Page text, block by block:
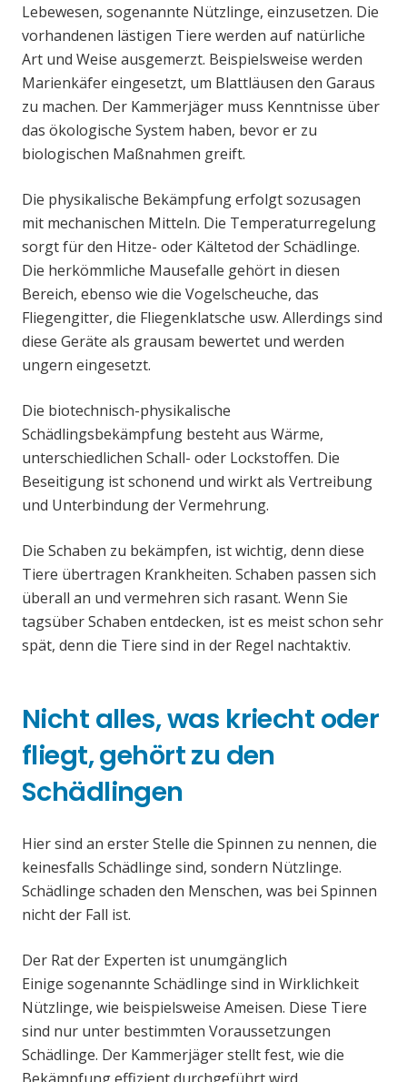
Lebewesen, sogenannte Nützlinge, einzusetzen. Die
vorhandenen lästigen Tiere werden auf natürliche
Art und Weise ausgemerzt. Beispielsweise werden
Marienkäfer eingesetzt, um Blattläusen den Garaus
zu machen. Der Kammerjäger muss Kenntnisse über
das ökologische System haben, bevor er zu
biologischen Maßnahmen greift.
Die physikalische Bekämpfung erfolgt sozusagen
mit mechanischen Mitteln. Die Temperaturregelung
sorgt für den Hitze- oder Kältetod der Schädlinge.
Die herkömmliche Mausefalle gehört in diesen
Bereich, ebenso wie die Vogelscheuche, das
Fliegengitter, die Fliegenklatsche usw. Allerdings sind
diese Geräte als grausam bewertet und werden
ungern eingesetzt.
Die biotechnisch-physikalische
Schädlingsbekämpfung besteht aus Wärme,
unterschiedlichen Schall- oder Lockstoffen. Die
Beseitigung ist schonend und wirkt als Vertreibung
und Unterbindung der Vermehrung.
Die Schaben zu bekämpfen, ist wichtig, denn diese
Tiere übertragen Krankheiten. Schaben passen sich
überall an und vermehren sich rasant. Wenn Sie
tagsüber Schaben entdecken, ist es meist schon sehr
spät, denn die Tiere sind in der Regel nachtaktiv.
Nicht alles, was kriecht oder
fliegt, gehört zu den
Schädlingen
Hier sind an erster Stelle die Spinnen zu nennen, die
keinesfalls Schädlinge sind, sondern Nützlinge.
Schädlinge schaden den Menschen, was bei Spinnen
nicht der Fall ist.
Der Rat der Experten ist unumgänglich
Einige sogenannte Schädlinge sind in Wirklichkeit
Nützlinge, wie beispielsweise Ameisen. Diese Tiere
sind nur unter bestimmten Voraussetzungen
Schädlinge. Der Kammerjäger stellt fest, wie die